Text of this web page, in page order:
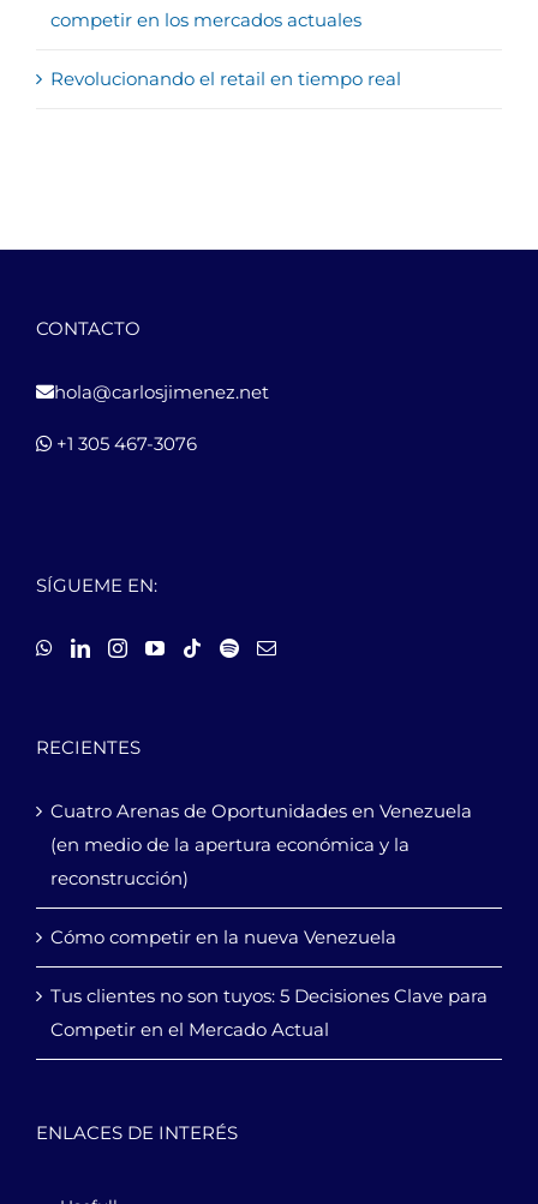
competir en los mercados actuales
Revolucionando el retail en tiempo real
CONTACTO
hola@carlosjimenez.net
+1 305 467-3076
SÍGUEME EN:
RECIENTES
Cuatro Arenas de Oportunidades en Venezuela
(en medio de la apertura económica y la
reconstrucción)
Cómo competir en la nueva Venezuela
Tus clientes no son tuyos: 5 Decisiones Clave para
Competir en el Mercado Actual
ENLACES DE INTERÉS